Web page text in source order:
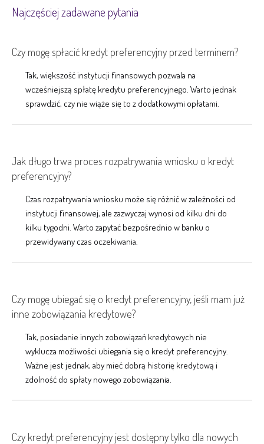
Najczęściej zadawane pytania
Czy mogę spłacić kredyt preferencyjny przed terminem?
Tak, większość instytucji finansowych pozwala na
wcześniejszą spłatę kredytu preferencyjnego. Warto jednak
sprawdzić, czy nie wiąże się to z dodatkowymi opłatami.
Jak długo trwa proces rozpatrywania wniosku o kredyt
preferencyjny?
Czas rozpatrywania wniosku może się różnić w zależności od
instytucji finansowej, ale zazwyczaj wynosi od kilku dni do
kilku tygodni. Warto zapytać bezpośrednio w banku o
przewidywany czas oczekiwania.
Czy mogę ubiegać się o kredyt preferencyjny, jeśli mam już
inne zobowiązania kredytowe?
Tak, posiadanie innych zobowiązań kredytowych nie
wyklucza możliwości ubiegania się o kredyt preferencyjny.
Ważne jest jednak, aby mieć dobrą historię kredytową i
zdolność do spłaty nowego zobowiązania.
Czy kredyt preferencyjny jest dostępny tylko dla nowych